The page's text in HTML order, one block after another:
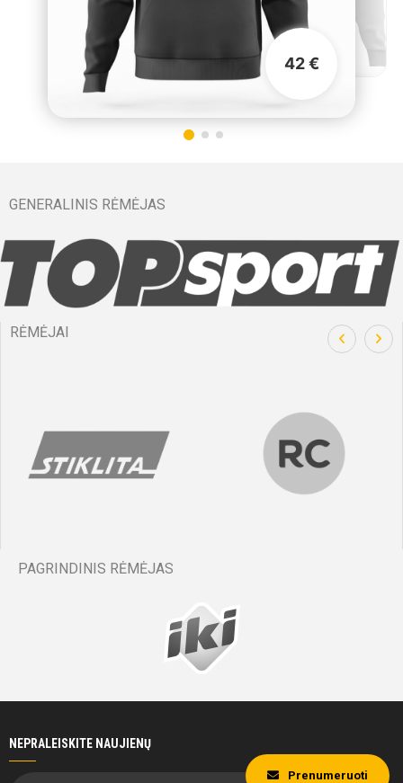
42 €
GENERALINIS RĖMĖJAS
RĖMĖJAI
PAGRINDINIS RĖMĖJAS
NEPRALEISKITE NAUJIENŲ
Prenumeruoti